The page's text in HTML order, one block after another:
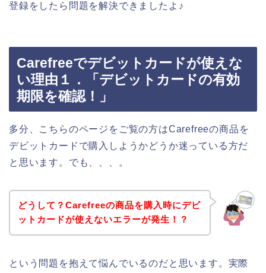
登録をしたら問題を解決できましたよ♪
Carefreeでデビットカードが使えな
い理由１．「デビットカードの有効
期限を確認！」
多分、こちらのページをご覧の方はCarefreeの商品を
デビットカードで購入しようかどうか迷っている方だ
と思います。でも、、、。
どうして？Carefreeの商品を購入時にデビ
ットカードが使えないエラーが発生！？
という問題を抱えて悩んでいるのだと思います。実際